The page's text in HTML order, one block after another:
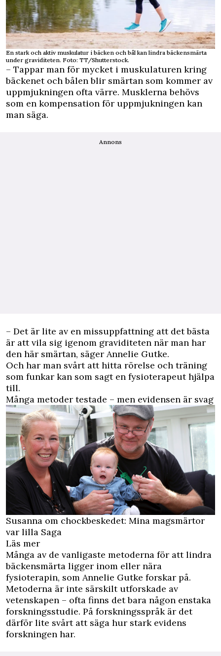
En stark och aktiv muskulatur i bäcken och bål kan lindra bäckensmärta
under graviditeten. Foto: TT/Shutterstock.
– Tappar man för mycket i muskulaturen kring
bäckenet och bålen blir smärtan som kommer av
uppmjukningen ofta värre. Musklerna behövs
som en kompensation för uppmjukningen kan
man säga.
Annons
– Det är lite av en missuppfattning att det bästa
är att vila sig igenom graviditeten när man har
den här smärtan, säger Annelie Gutke.
Och har man svårt att hitta rörelse och träning
som funkar kan som sagt en fysioterapeut hjälpa
till.
Många metoder testade – men evidensen är svag
Susanna om chockbeskedet: Mina magsmärtor
var lilla Saga
Läs mer
Många av de vanligaste metoderna för att lindra
bäckensmärta ligger inom eller nära
fysioterapin, som Annelie Gutke forskar på.
Metoderna är inte särskilt utforskade av
vetenskapen – ofta finns det bara någon enstaka
forskningsstudie. På forskningsspråk är det
därför lite svårt att säga hur stark evidens
forskningen har.